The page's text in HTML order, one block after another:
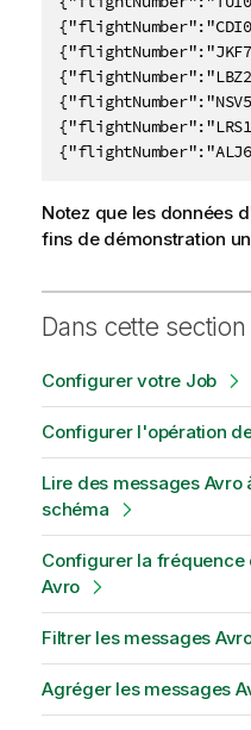
Notez que les données
fins de démonstration
Dans cette section
Configurer votre Job
Configurer l'opération
Lire des messages
schéma
Configurer la
Avro
Filtrer les messages
Agréger les messages